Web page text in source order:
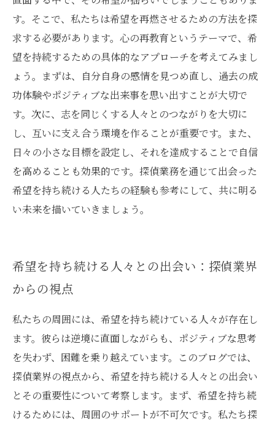
す。そこで、私たちは希望を再燃させるための方法を探
求する必要があります。心の再教育というテーマで、希
望を持続するための具体的なアプローチを考えてみまし
ょう。まずは、自分自身の感情を見つめ直し、過去の成
功体験やポジティブな出来事を思い出すことが大切で
す。次に、志を同じくする人々とのつながりを大切に
し、互いに支え合う環境を作ることが重要です。また、
日々の小さな目標を設定し、それを達成することで自信
を高めることも効果的です。探偵業務を通じて出会った
希望を持ち続ける人たちの経験も参考にして、共に明る
い未来を描いていきましょう。
希望を持ち続ける人々との出会い：探偵業界
からの視点
私たちの周囲には、希望を持ち続けている人々が存在し
ます。彼らは逆境に直面しながらも、ポジティブな思考
を失わず、困難を乗り越えています。このブログでは、
探偵業界の視点から、希望を持ち続ける人々との出会い
とその重要性について考察します。まず、希望を持ち続
けるためには、周囲のサポートが不可欠です。私たち探